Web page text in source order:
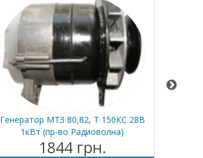
Генератор МТЗ 80,82, Т 150КС 28В
1кВт (пр-во Радиоволна)
1844 грн.